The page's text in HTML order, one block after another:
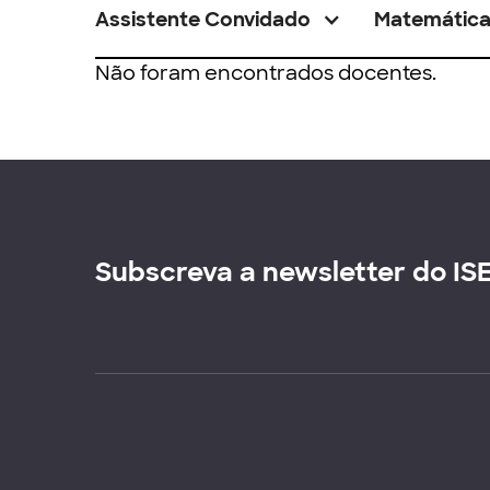
Assistente Convidado Matemática
Não foram encontrados docentes.
Subscreva a newsletter do